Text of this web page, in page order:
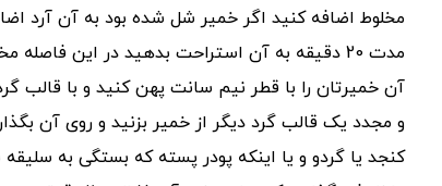
مخلوط اضافه کنید اگر خمیر شل شده بود به آن آرد
مدت 20 دقیقه به آن استراحت بدهید در این
آن خمیرتان را با قطر نیم سانت پهن کنید و با قالب
و مجدد یک قالب گرد دیگر از خمیر بزنید و روی آن
کنجد یا گردو و یا اینکه پودر پسته که بستگی به